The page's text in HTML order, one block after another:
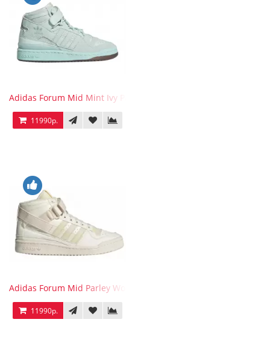
Adidas Forum Mid Mint Ivy Park
11990р.
Adidas Forum Mid Parley Wonder White
11990р.